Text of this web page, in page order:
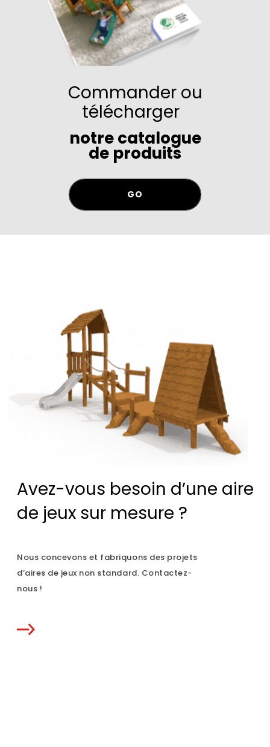
Commander ou
télécharger
notre catalogue
de produits
GO
Avez-vous besoin d’une aire
de jeux sur mesure ?
Nous concevons et fabriquons des projets
d’aires de jeux non standard. Contactez-
nous !